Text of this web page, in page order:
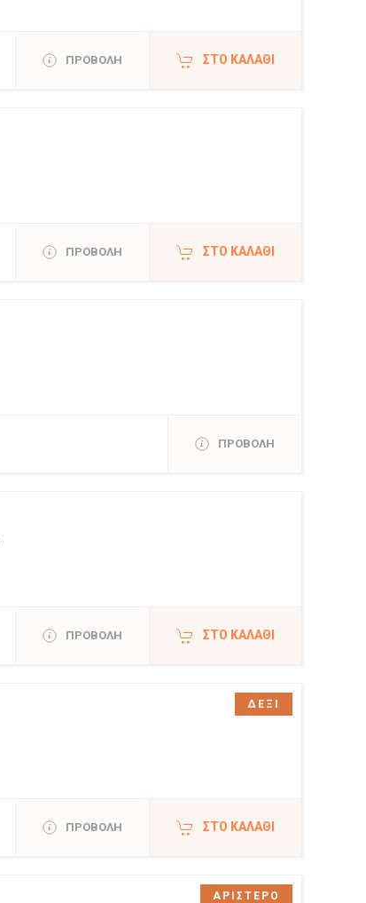
ΠΡΟΒΟΛΗ ΣΤΟ ΚΑΛΆΘΙ
ΠΡΟΒΟΛΗ ΣΤΟ ΚΑΛΆΘΙ
ΠΡΟΒΟΛΗ
ΠΡΟΒΟΛΗ ΣΤΟ ΚΑΛΆΘΙ
ΠΡΟΒΟΛΗ ΣΤΟ ΚΑΛΆΘΙ
ΔΕΞΙ
ΑΡΙΣΤΕΡΟ